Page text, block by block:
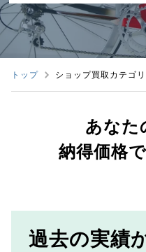
トップ ショップ買取カテゴ
あなた
納得価格
過去の実績